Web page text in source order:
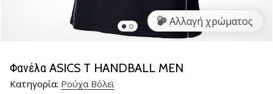
του
βόλεϊ
όπως
Αλλαγή χρώματος
Φανέλα ASICS T HANDBALL MEN
Κατηγορία: Ρούχα Βόλεϊ